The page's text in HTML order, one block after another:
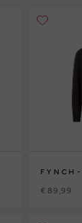
€ 89,99